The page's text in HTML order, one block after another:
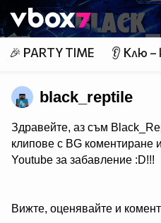
👾
🎉 PARTY TIME 👂 Клю –
black_reptile
Здравейте, аз съм
клипове с BG коментиране
Youtube за забавление :D!!!
Вижте, оценявайте и